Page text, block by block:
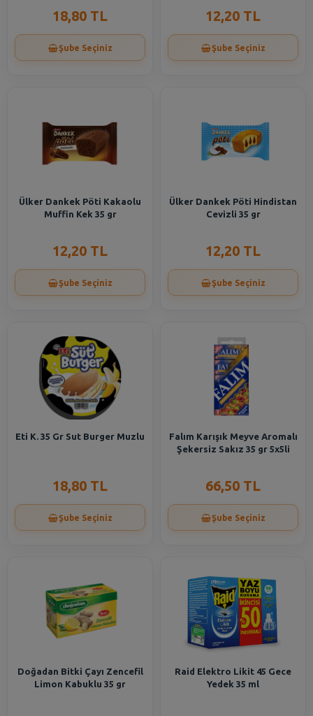
18,80 TL
Şube Seçiniz
12,20 TL
Şube Seçiniz
Ülker Dankek Pöti Kakaolu
Muffin Kek 35 gr
12,20 TL
Şube Seçiniz
Ülker Dankek Pöti Hindistan
Cevizli 35 gr
12,20 TL
Şube Seçiniz
Eti K. 35 Gr Sut Burger Muzlu
18,80 TL
Şube Seçiniz
Falım Karışık Meyve Aromalı
Şekersiz Sakız 35 gr 5x5li
66,50 TL
Şube Seçiniz
Doğadan Bitki Çayı Zencefil
Limon Kabuklu 35 gr
Raid Elektro Likit 45 Gece
Yedek 35 ml